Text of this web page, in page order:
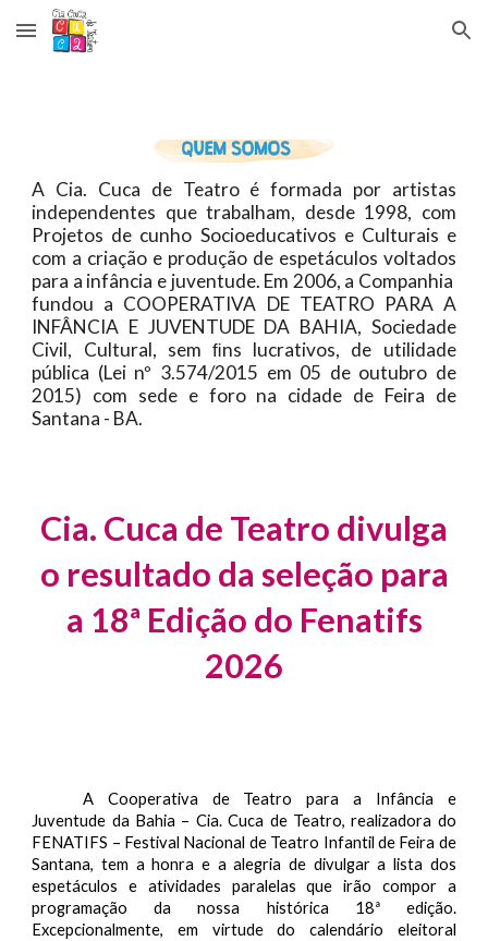
Skip to main content Skip to navigation
A Cia. Cuca de Teatro é formada por artistas
independentes que trabalham, desde 1998, com
Projetos de cunho Socioeducativos e Culturais e
com a criação e produção de espetáculos voltados
para a infância e juventude. Em 2006, a Companhia
fundou a COOPERATIVA DE TEATRO PARA A
INFÂNCIA E JUVENTUDE DA BAHIA, Sociedade
Civil, Cultural, sem ﬁns lucrativos, de utilidade
pública (Lei nº 3.574/2015 em 05 de outubro de
2015) com sede e foro na cidade de Feira de
Santana - BA.
Cia. Cuca de Teatro divulga
o resultado da seleção para
a 18ª Edição do Fenatifs
2026
A Cooperativa de Teatro para a Infância e
Juventude da Bahia – Cia. Cuca de Teatro, realizadora do
FENATIFS – Festival Nacional de Teatro Infantil de Feira de
Santana, tem a honra e a alegria de divulgar a lista dos
espetáculos e atividades paralelas que irão compor a
programação da nossa histórica 18ª edição.
Excepcionalmente, em virtude do calendário eleitoral